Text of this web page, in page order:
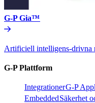
G-P Gia™​​
Artificiell intelligens-drivna
G-P Plattform​​
Integrationer​​G-P
Embedded​​Säkerhet